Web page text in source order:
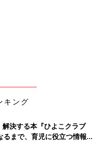
キング
決する本『ひよこクラブ
まで、育児に役立つ情報が